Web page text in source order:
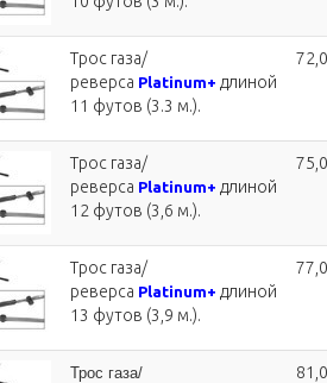
Трос газа/
реверса Platinum+ длиной
11 футов (3.3 м.).
Трос газа/
реверса Platinum+ длиной
12 футов (3,6 м.).
Трос газа/
реверса Platinum+ длиной
13 футов (3,9 м.).
Трос газа/